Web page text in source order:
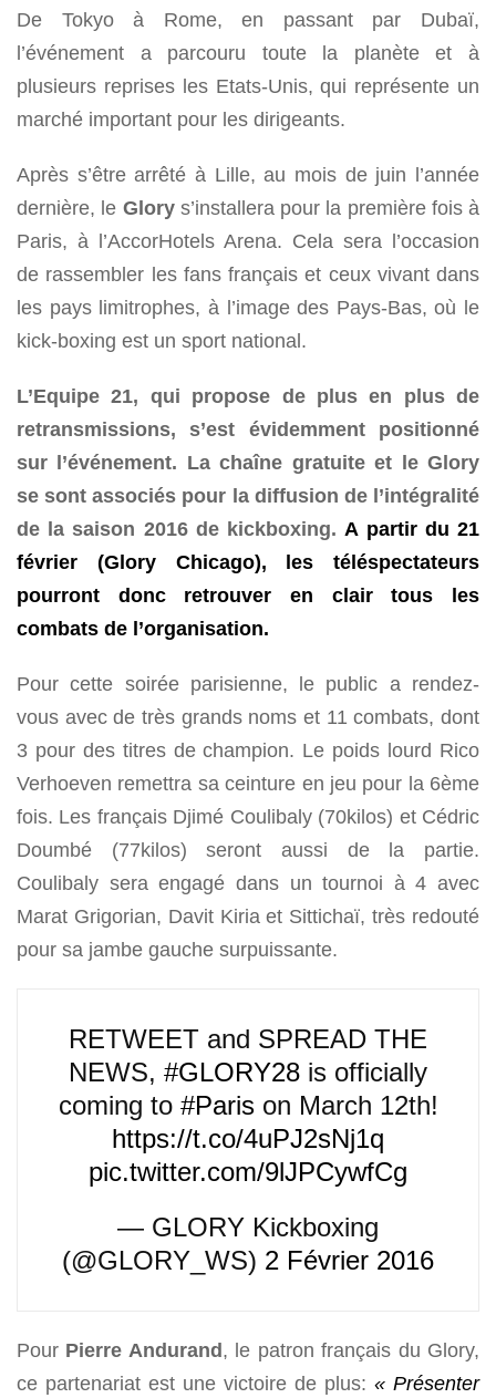
De Tokyo à Rome, en passant par Dubaï,
l’événement a parcouru toute la planète et à
plusieurs reprises les Etats-Unis, qui représente un
marché important pour les dirigeants.
Après s’être arrêté à Lille, au mois de juin l’année
dernière, le Glorys’installera pour la première fois à
Paris, à l’AccorHotels Arena. Cela sera l’occasion
de rassembler les fans français et ceux vivant dans
les pays limitrophes, à l’image des Pays-Bas, où le
kick-boxing est un sport national.
L’Equipe 21, qui propose de plus en plus de
retransmissions, s’est évidemment positionné
sur l’événement. La chaîne gratuite et le Glory
se sont associés pour la diffusion de l’intégralité
de la saison 2016 de kickboxing. A partir du 21
février (Glory Chicago), les téléspectateurs
pourront donc retrouver en clair tous les
combats de l’organisation.
Pour cette soirée parisienne, le public a rendez-
vous avec de très grands noms et 11 combats, dont
3 pour des titres de champion. Le poids lourd Rico
Verhoeven remettra sa ceinture en jeu pour la 6ème
fois. Les français Djimé Coulibaly (70kilos) et Cédric
Doumbé (77kilos) seront aussi de la partie.
Coulibaly sera engagé dans un tournoi à 4 avec
Marat Grigorian, Davit Kiria et Sittichaï, très redouté
pour sa jambe gauche surpuissante.
RETWEET and SPREAD THE
NEWS, #GLORY28 is officially
coming to #Parison March 12th!
https://t.co/4uPJ2sNj1q
pic.twitter.com/9lJPCywfCg
— GLORY Kickboxing
(@GLORY_WS) 2 Février 2016
Pour Pierre Andurand , le patron français du Glory,
ce partenariat est une victoire de plus: « Présenter